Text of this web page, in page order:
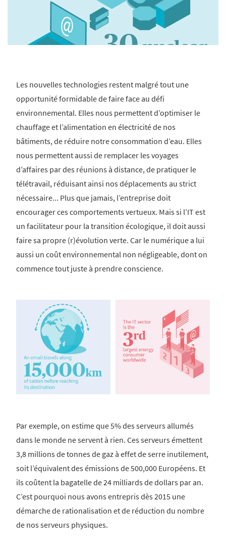
Les nouvelles technologies restent malgré tout une
opportunité formidable de faire face au défi
environnemental. Elles nous permettent d’optimiser le
chauffage et l’alimentation en électricité de nos
bâtiments, de réduire notre consommation d’eau. Elles
nous permettent aussi de remplacer les voyages
d’affaires par des réunions à distance, de pratiquer le
télétravail, réduisant ainsi nos déplacements au strict
nécessaire... Plus que jamais, l’entreprise doit
encourager ces comportements vertueux. Mais si l’IT est
un facilitateur pour la transition écologique, il doit aussi
faire sa propre (r)évolution verte. Car le numérique a lui
aussi un coût environnemental non négligeable, dont on
commence tout juste à prendre conscience.
Par exemple, on estime que 5% des serveurs allumés
dans le monde ne servent à rien. Ces serveurs émettent
3,8 millions de tonnes de gaz à effet de serre inutilement,
soit l’équivalent des émissions de 500,000 Européens. Et
ils coûtent la bagatelle de 24 milliards de dollars par an.
C’est pourquoi nous avons entrepris dès 2015 une
démarche de rationalisation et de réduction du nombre
de nos serveurs physiques.